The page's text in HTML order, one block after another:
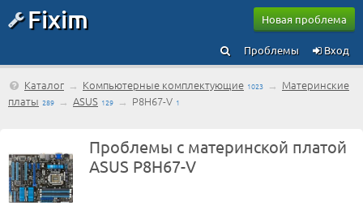
Fixim Новая проблема
Вход
Проблемы
Каталог → Компьютерные комплектующие 1023 → Материнские
платы 289 → ASUS 129 → P8H67-V 1
Проблемы с материнской платой
ASUS P8H67-V